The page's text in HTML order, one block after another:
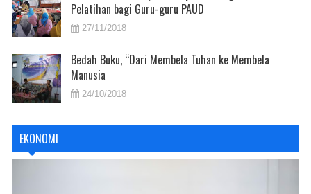
Pelatihan bagi Guru-guru PAUD
27/11/2018
Bedah Buku, “Dari Membela Tuhan ke Membela
Manusia
24/10/2018
EKONOMI